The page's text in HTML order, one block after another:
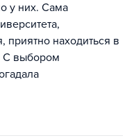
у них. Сама
приятно находиться в
С выбором